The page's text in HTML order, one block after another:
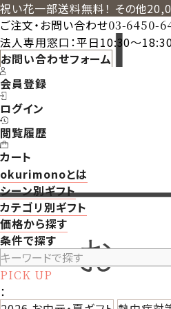
祝い花一部送料無料！ その他
ご注文・お問い合わせ03-6450-
法人専用窓口：平日10:30～
お問い合わせフォーム
会員登録
ログイン
閲覧履歴
カート
okurimonoとは
シーン別ギフト
カテゴリ別ギフト
価格から探す
条件で探す
PICK UP
：